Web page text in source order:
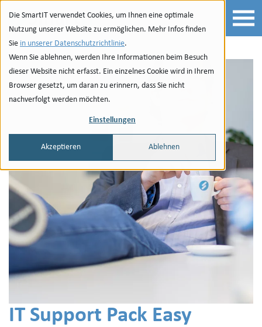
Die SmartIT verwendet Cookies, um Ihnen eine optimale
Nutzung unserer Website zu ermöglichen. Mehr Infos finden
Sie in unserer Datenschutzrichtlinie.
Wenn Sie ablehnen, werden Ihre Informationen beim Besuch
dieser Website nicht erfasst. Ein einzelnes Cookie wird in Ihrem
Browser gesetzt, um daran zu erinnern, dass Sie nicht
nachverfolgt werden möchten.
Einstellungen
Akzeptieren Ablehnen
Zur Navigation
zu den Quicklinks
Zur Suche
Zum Inhalt
IT Support Pack Easy